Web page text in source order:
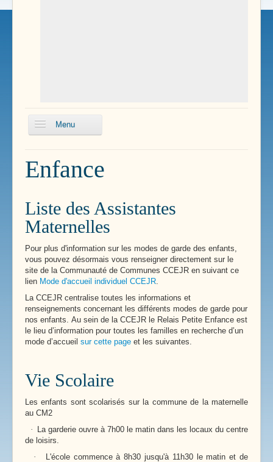
Menu
Enfance
Transports
Enfance
Liste des Assistantes
Maternelles
Pour plus d'information sur les modes de garde des enfants,
vous pouvez désormais vous renseigner directement sur le
site de la Communauté de Communes CCEJR en suivant ce
lien Mode d'accueil individuel CCEJR
La CCEJR centralise toutes les informations et
renseignements concernant les différents modes de garde pour
nos enfants. Au sein de la CCEJR le Relais Petite Enfance est
le lieu d’information pour toutes les familles en recherche d’un
mode d’accueil sur cette page et les suivantes.
Vie Scolaire
Les enfants sont scolarisés sur la commune de la maternelle
au CM2
·
La garderie ouvre à 7h00 le matin dans les locaux du centre
de loisirs.
·
L'école commence à 8h30 jusqu'à 11h30 le matin et de